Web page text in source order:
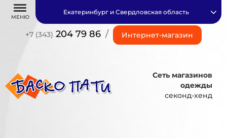
МЕНЮ
+7 (343) 204 79 86 / Интернет-магазин
Екатеринбург и Свердловская область
Сеть магазинов
одежды
секонд-хенд